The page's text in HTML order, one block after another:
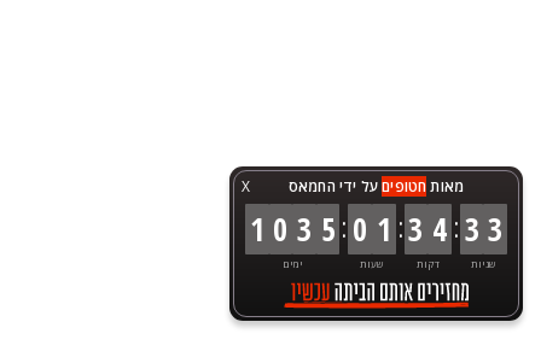
X מאותחטופיםעל ידי החמאס
1 0 3 5
ימים
: 0 1
שעות
:3 4
דקות
:3 3
שניות